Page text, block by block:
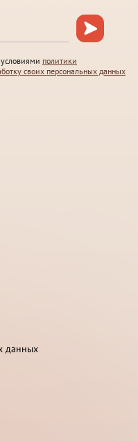
политики
своих персональных данных
данных